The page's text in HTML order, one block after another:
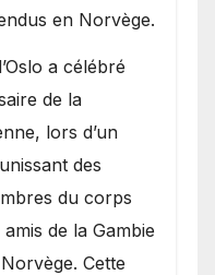
en Norvège.
a célébré
de la
lors d’un
des
du corps
de la Gambie
Cette